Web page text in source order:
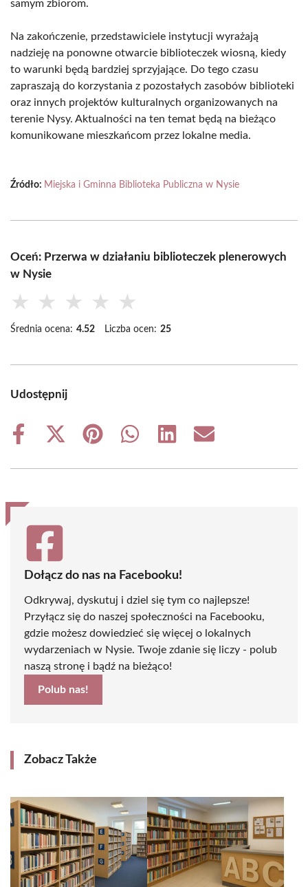
samym zbiorom.
Na zakończenie, przedstawiciele instytucji wyrażają
nadzieję na ponowne otwarcie biblioteczek wiosną, kiedy
to warunki będą bardziej sprzyjające. Do tego czasu
zapraszają do korzystania z pozostałych zasobów biblioteki
oraz innych projektów kulturalnych organizowanych na
terenie Nysy. Aktualności na ten temat będą na bieżąco
komunikowane mieszkańcom przez lokalne media.
Źródło: Miejska i Gminna Biblioteka Publiczna w Nysie
Oceń: Przerwa w działaniu biblioteczek plenerowych
w Nysie
★ ★ ★ ★ ★
Średnia ocena: 4.52 Liczba ocen: 25
Udostępnij
Share
Share
(Twitter)
Share
Share
Share
Share
Dołącz do nas na Facebooku!
Odkrywaj, dyskutuj i dziel się tym co najlepsze!
Przyłącz się do naszej społeczności na Facebooku,
gdzie możesz dowiedzieć się więcej o lokalnych
wydarzeniach w Nysie. Twoje zdanie się liczy - polub
naszą stronę i bądź na bieżąco!
Polub nas!
Zobacz Także